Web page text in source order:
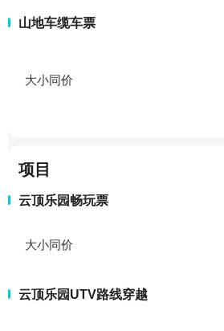
山地车缆车票
大小同价
项目
云顶乐园畅玩票
大小同价
云顶乐园UTV路线穿越